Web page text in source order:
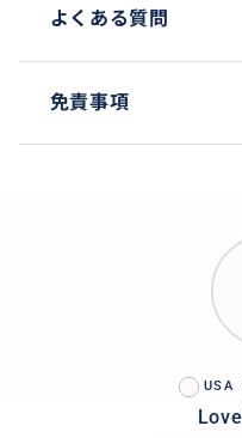
よくある質問
免責事項
USA